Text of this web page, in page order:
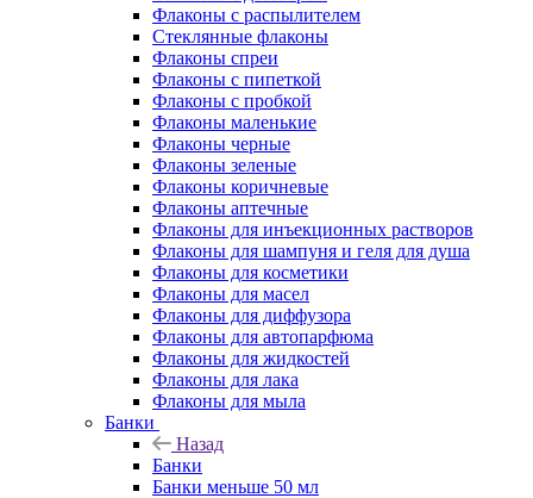
Флаконы с распылителем
Стеклянные флаконы
Флаконы cпреи
Флаконы с пипеткой
Флаконы с пробкой
Флаконы маленькие
Флаконы черные
Флаконы зеленые
Флаконы коричневые
Флаконы аптечные
Флаконы для инъекционных растворов
Флаконы для шампуня и геля для душа
Флаконы для косметики
Флаконы для масел
Флаконы для диффузора
Флаконы для автопарфюма
Флаконы для жидкостей
Флаконы для лака
Флаконы для мыла
Банки
Назад
Банки
Банки меньше 50 мл